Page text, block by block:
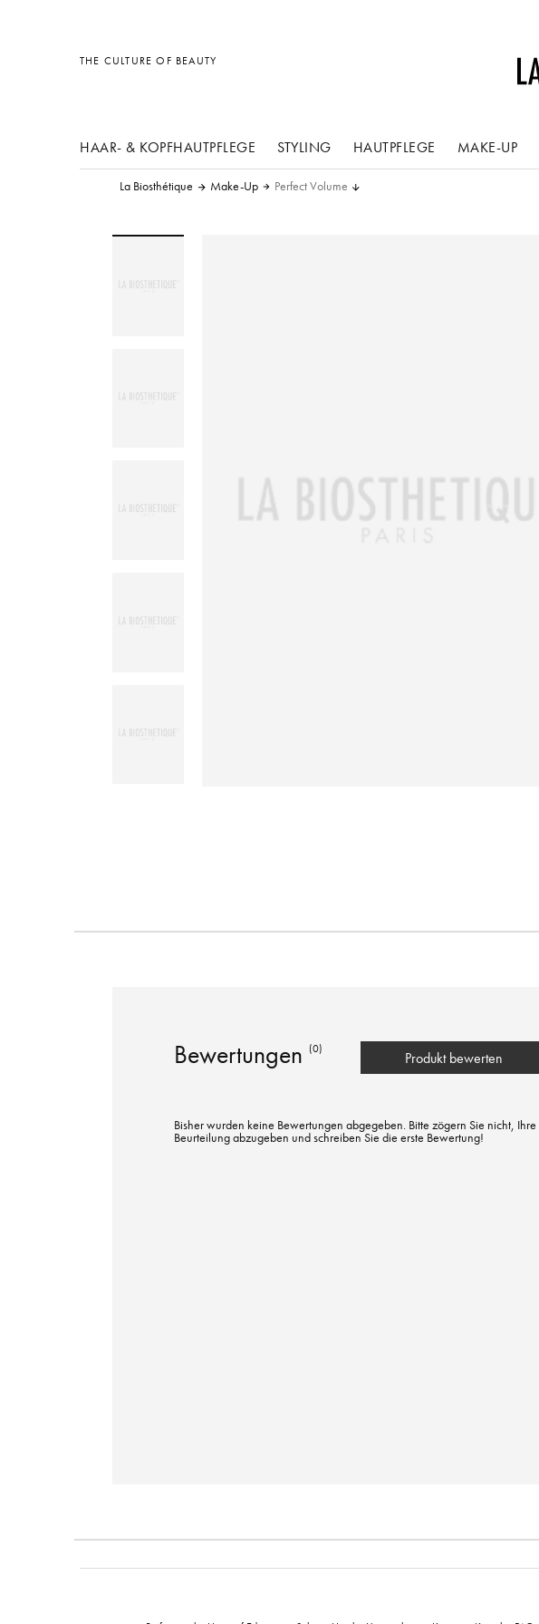
THE CULTURE OF BEAUTY
HAAR- & KOPFHAUTPFLEGE STYLING
Sonstiges
HAUTPFLEGE MAKE-UP
La Biosthétique Make-Up Perfect Volume
Bewertungen (0)
Produkt bewerten
Bisher wurden keine Bewertungen abgegeben. Bitte zögern Sie nicht, Ihre
Beurteilung abzugeben und schreiben Sie die erste Bewertung!